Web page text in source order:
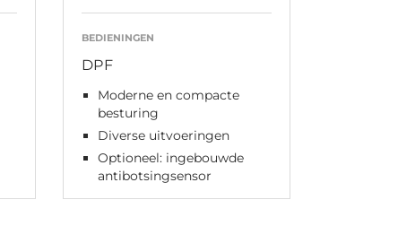
BEDIENINGEN
DPF
Moderne en compacte
besturing
Diverse uitvoeringen
Optioneel: ingebouwde
antibotsingsensor